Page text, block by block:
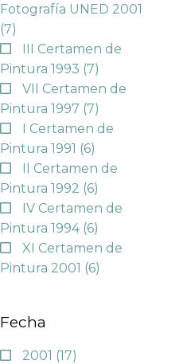
Fotografía UNED 2001
(7)
III Certamen de
Pintura 1993 (7)
VII Certamen de
Pintura 1997 (7)
I Certamen de
Pintura 1991 (6)
II Certamen de
Pintura 1992 (6)
IV Certamen de
Pintura 1994 (6)
XI Certamen de
Pintura 2001 (6)
Fecha
2001 (17)